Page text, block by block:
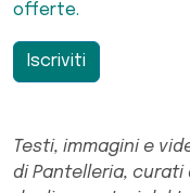
offerte.
Iscriviti
Testi, immagini e
di Pantelleria, curati